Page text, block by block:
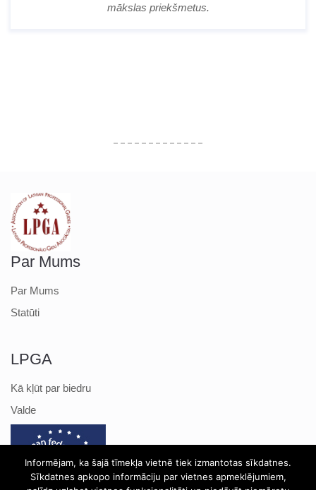
mākslas priekšmetus.
Par Mums
Par Mums
Statūti
LPGA
Kā kļūt par biedru
Valde
Informējam, ka šajā tīmekļa vietnē tiek izmantotas sīkdatnes.
Sīkdatnes apkopo informāciju par vietnes apmeklējumiem,